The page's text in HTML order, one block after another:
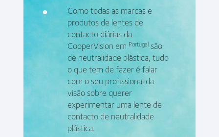
Como todas as marcas e
produtos de lentes de
contacto diárias da
CooperVision em Portugalsão
de neutralidade plástica, tudo
o que tem de fazer é falar
com o seu profissional da
visão sobre querer
experimentar uma lente de
contacto de neutralidade
plástica.